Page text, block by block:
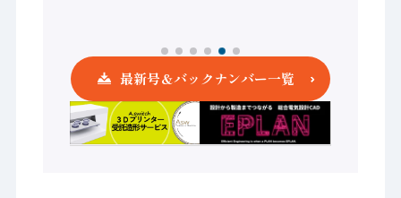
最新号＆バックナンバー一覧